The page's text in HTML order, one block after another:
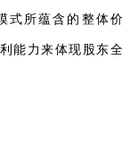
式所蕴含的整体
能力来体现股东